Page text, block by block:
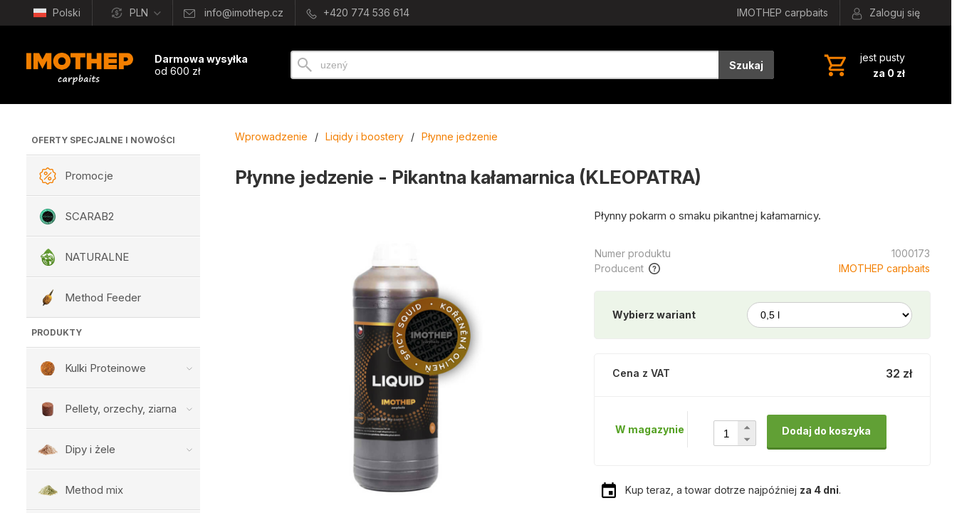
Polski PLN info@imothep.cz +420 774 536 614 IMOTHEP carpbaits Zaloguj się
Darmowa wysyłka
od 600 zł
Szukaj
jest pusty
za 0 zł
OFERTY SPECJALNE I NOWOŚCI
Promocje
SCARAB2
NATURALNE
Method Feeder
PRODUKTY
Kulki Proteinowe
Pellety, orzechy, ziarna
Dipy i żele
Method mix
Wprowadzenie / Liqidy i boostery / Płynne jedzenie
Płynne jedzenie - Pikantna kałamarnica (KLEOPATRA)
Płynny pokarm o smaku pikantnej kałamarnicy.
Numer produktu
1000173
Producent
IMOTHEP carpbaits
Wybierz wariant
32 zł
Cena z VAT
W magazynie Dodaj do koszyka
Kup teraz, a towar dotrze najpóźniej za 4 dni.